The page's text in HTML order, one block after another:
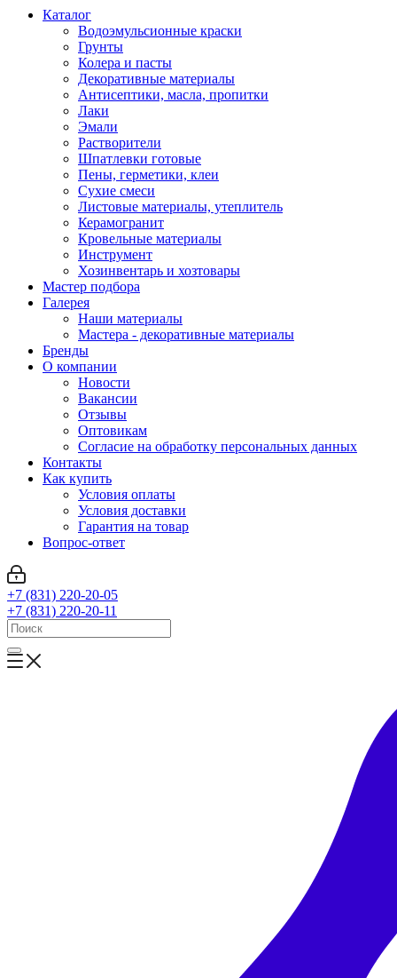
Каталог
Водоэмульсионные краски
Грунты
Колера и пасты
Декоративные материалы
Антисептики, масла, пропитки
Лаки
Эмали
Растворители
Шпатлевки готовые
Пены, герметики, клеи
Сухие смеси
Листовые материалы, утеплитель
Керамогранит
Кровельные материалы
Инструмент
Хозинвентарь и хозтовары
Мастер подбора
Галерея
Наши материалы
Мастера - декоративные материалы
Бренды
О компании
Новости
Вакансии
Отзывы
Оптовикам
Cогласие на обработку персональных данных
Контакты
Как купить
Условия оплаты
Условия доставки
Гарантия на товар
Вопрос-ответ
+7 (831) 220-20-05
+7 (831) 220-20-11